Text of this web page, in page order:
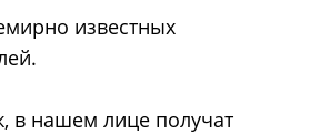
известных
в нашем лице получат